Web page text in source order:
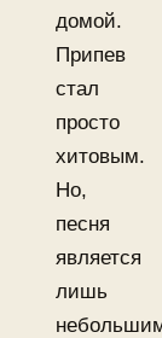
домой.
Припев
стал
просто
хитовым.
Но,
песня
является
лишь